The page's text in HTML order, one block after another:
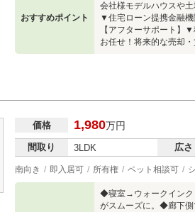
おすすめポイント
会社様モデルハウスや
▼住宅ローン提携金融
【アフターサポート】
お任せ！将来的な売却
価格 1,980万円
間取り 3LDK 広さ
南向き 即入居可 所有権 ペット相談可
◆寝室→ウォークインク
がスムーズに。◆廊下側